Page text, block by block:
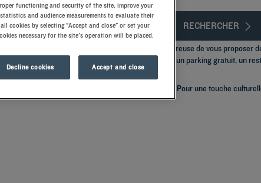
RECHERCHER
le confort unique et une équipe dévouée et heureuse de vous proposer
de forme, une proximité idéale avec le centre-ville, un parking gratuit, un
. Pour une touche
functioning and security of the site, improve your
and audience measurements to evaluate their
cookies by selecting "Accept and close" or set your
necessary for the site's operation will be placed.
Decline cookies Accept and close